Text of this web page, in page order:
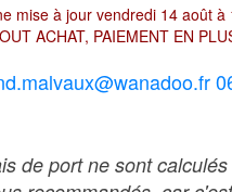
mise à jour vendredi 14 août à
ACHAT, PAIEMENT EN
de port ne sont